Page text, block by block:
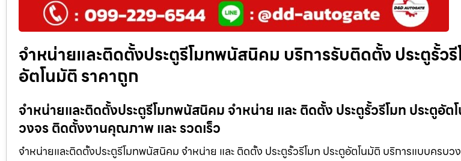
จำหน่ายและติดตั้งประตูรีโมทพนัสนิคม บริการรับติดตั้ง ประตูรั้วรี
อัตโนมัติ ราคาถูก
จำหน่ายและติดตั้งประตูรีโมทพนัสนิคม จำหน่าย และ ติดตั้ง ประตูรั้วรีโมท ประตูอัต
วงจร ติดตั้งงานคุณภาพ และ รวดเร็ว
จำหน่ายและติดตั้งประตูรีโมทพนัสนิคม จำหน่าย และ ติดตั้ง ประตูรั้วรีโมท ประตูอัตโนมัติ บริการแบบครบ